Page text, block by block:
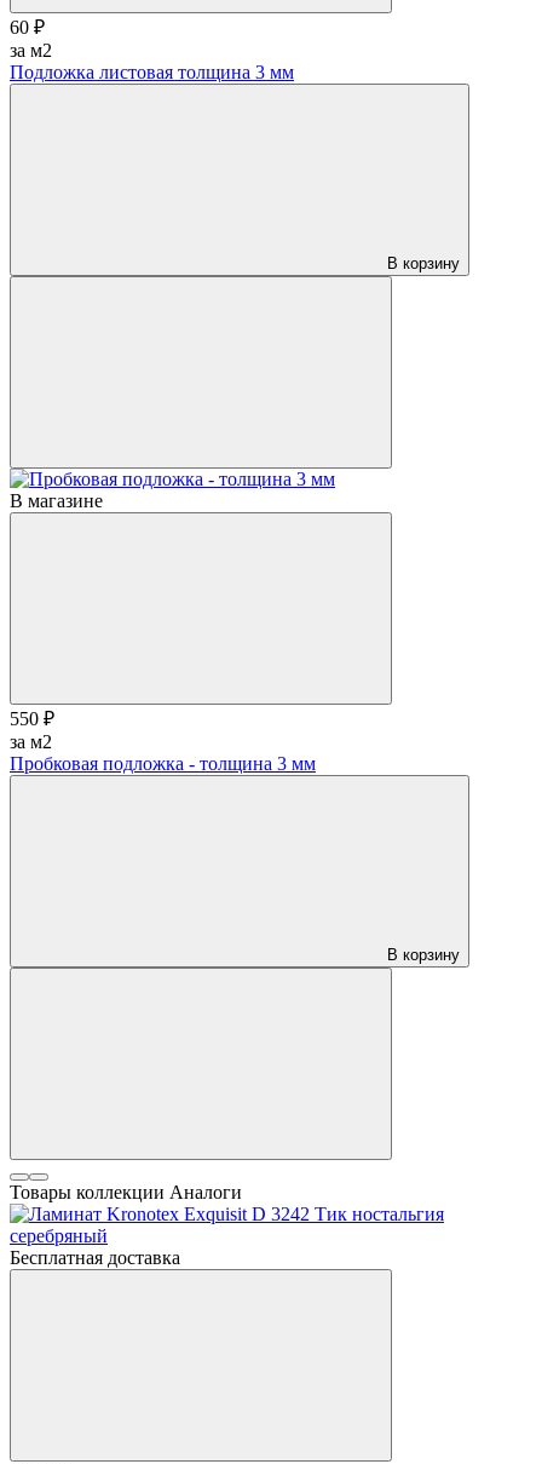
60 ₽
за м2
Подложка листовая толщина 3 мм
В корзину
В магазине
550 ₽
за м2
Пробковая подложка - толщина 3 мм
В корзину
Товары коллекции Аналоги
Бесплатная доставка